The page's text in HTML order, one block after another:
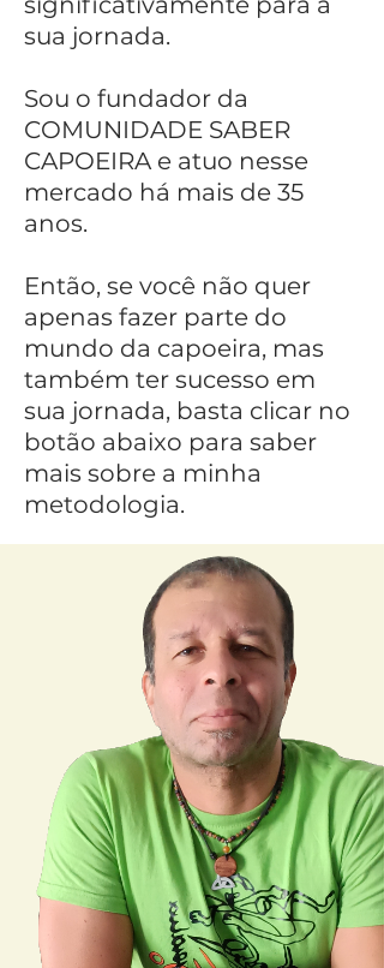
sua jornada.
Sou o fundador da
COMUNIDADE SABER
CAPOEIRA e atuo nesse
mercado há mais de 35
anos.
Então, se você não quer
apenas fazer parte do
mundo da capoeira, mas
também ter sucesso em
sua jornada, basta clicar no
botão abaixo para saber
mais sobre a minha
metodologia.